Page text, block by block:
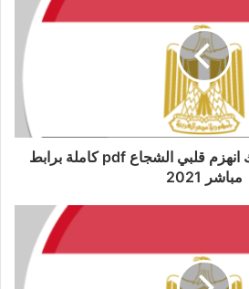
تحميل رواية في غرامك انهزم قلبي الشجاع pdf كاملة برابط
مباشر 2021